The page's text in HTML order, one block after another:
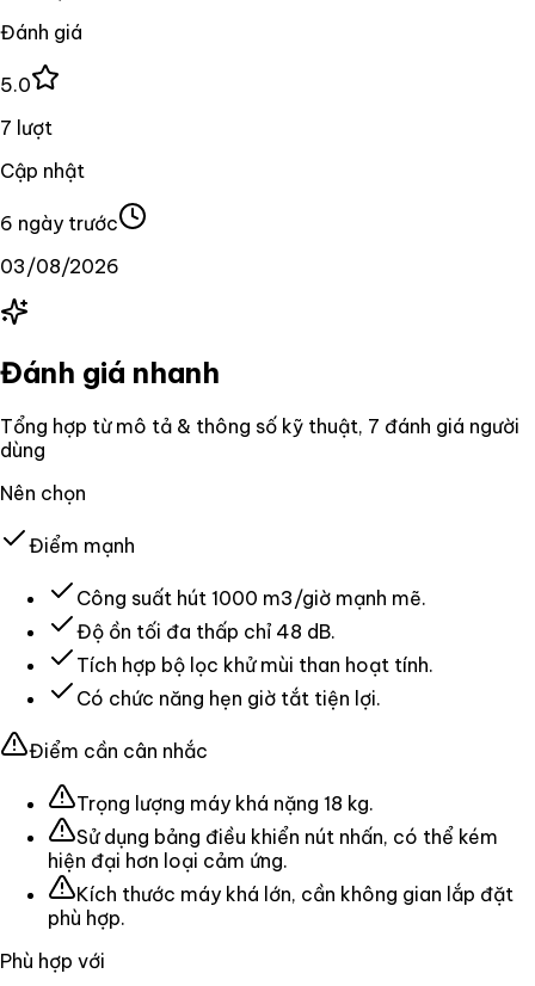
Đánh giá
5.0
7 lượt
Cập nhật
6 ngày trước
03/08/2026
Đánh giá nhanh
Tổng hợp từ mô tả & thông số kỹ thuật, 7 đánh giá người
dùng
Nên chọn
Điểm mạnh
Công suất hút 1000 m3/giờ mạnh mẽ.
Độ ồn tối đa thấp chỉ 48 dB.
Tích hợp bộ lọc khử mùi than hoạt tính.
Có chức năng hẹn giờ tắt tiện lợi.
Điểm cần cân nhắc
Trọng lượng máy khá nặng 18 kg.
Sử dụng bảng điều khiển nút nhấn, có thể kém
hiện đại hơn loại cảm ứng.
Kích thước máy khá lớn, cần không gian lắp đặt
phù hợp.
Phù hợp với